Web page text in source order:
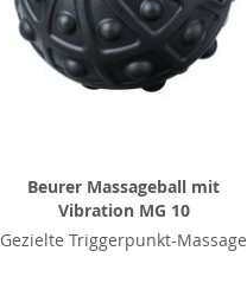
Beurer Massageball mit
Vibration MG 10
Gezielte Triggerpunkt-Massage